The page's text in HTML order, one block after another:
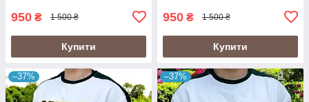
950 ₴ 1 500 ₴
Купити
950 ₴ 1 500 ₴
Купити
–37% –37%